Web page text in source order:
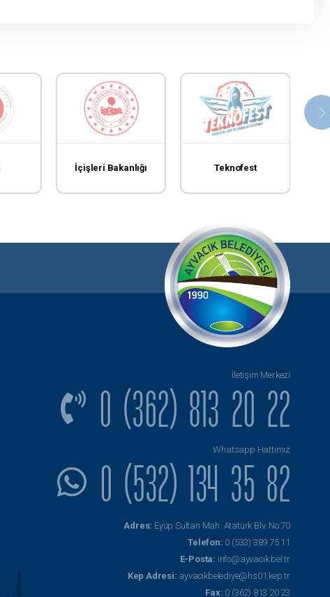
İçişleri Bakanlığı Teknofest
İletişim Merkezi
0 (362) 813 20 22
Whatsapp Hattımız
0 (532) 134 35 82
Adres: Eyüp Sultan Mah. Atatürk Blv. No:70
Telefon: 0 (533) 389 75 11
E-Posta: info@ayvacik.bel.tr
Kep Adresi: ayvacikbelediye@hs01.kep.tr
Fax: 0 (362) 813 20 23